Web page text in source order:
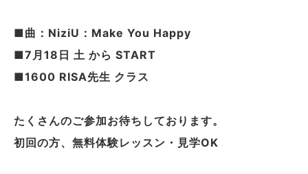
■曲：NiziU：Make You Happy
■7月18日 土 から START
■1600 RISA先生 クラス
たくさんのご参加お待ちしております。
初回の方、無料体験レッスン・見学OK